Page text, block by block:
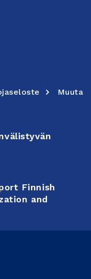
Muuta
Finnish
and